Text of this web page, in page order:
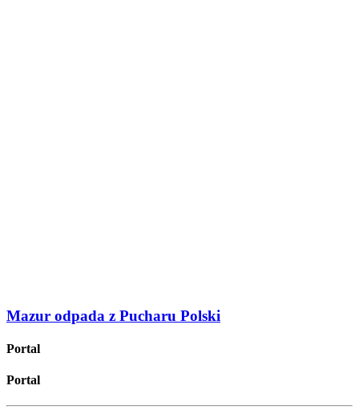
Mazur odpada z Pucharu Polski
Portal
Portal